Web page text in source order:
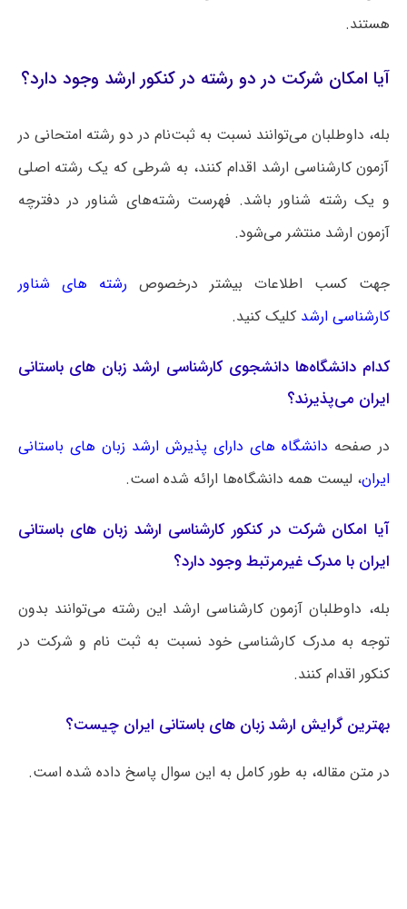
هستند.
آیا امکان شرکت در دو رشته در کنکور ارشد وجود دارد؟
بله، داوطلبان می‌توانند نسبت به ثبت‌نام در دو رشته امتحانی در
آزمون کارشناسی ارشد اقدام کنند، به شرطی که یک رشته اصلی
و یک رشته شناور باشد. فهرست رشته‌های شناور در دفترچه
آزمون ارشد منتشر می‌شود.
جهت کسب اطلاعات بیشتر درخصوص رشته های شناور
کارشناسی ارشد کلیک کنید.
کدام دانشگاه‌ها دانشجوی کارشناسی ارشد زبان های باستانی
ایران می‌پذیرند؟
در صفحه دانشگاه های دارای پذیرش ارشد زبان های باستانی
ایران، لیست همه دانشگاه‌ها ارائه شده است.
آیا امکان شرکت در کنکور کارشناسی ارشد زبان های باستانی
ایران با مدرک غیرمرتبط وجود دارد؟
بله، داوطلبان آزمون کارشناسی ارشد این رشته می‌توانند بدون
توجه به مدرک کارشناسی خود نسبت به ثبت نام و شرکت در
کنکور اقدام کنند.
بهترین گرایش ارشد زبان های باستانی ایران چیست؟
در متن مقاله، به طور کامل به این سوال پاسخ داده شده است.